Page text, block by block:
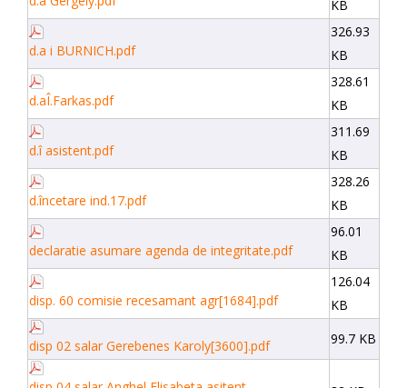
KB
d.a i BURNICH.pdf
326.93
KB
d.aÎ.Farkas.pdf
328.61
KB
d.î asistent.pdf
311.69
KB
d.încetare ind.17.pdf
328.26
KB
declaratie asumare agenda de integritate.pdf
96.01
KB
disp. 60 comisie recesamant agr[1684].pdf
126.04
KB
disp 02 salar Gerebenes Karoly[3600].pdf 99.7 KB